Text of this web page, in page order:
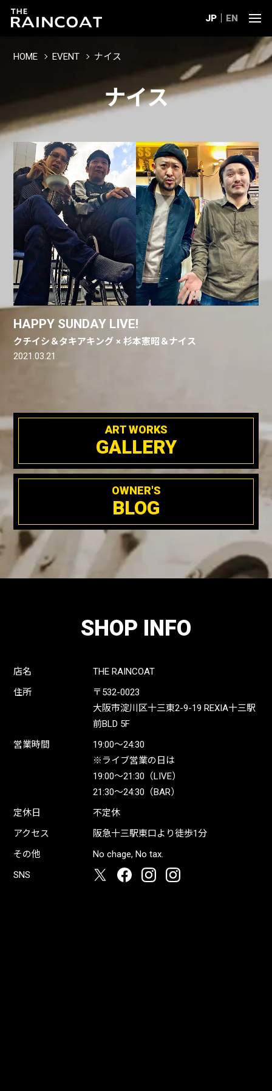
JP EN
HOME EVENT ナイス
ナイス
HAPPY SUNDAY LIVE!
クチイシ＆タキアキング × 杉本憲昭＆ナイス
2021.03.21
ART WORKS
GALLERY
OWNER'S
BLOG
SHOP INFO
店名
THE RAINCOAT
住所
〒532-0023
大阪市淀川区十三東2-9-19 REXIA十三駅
前BLD 5F
営業時間
19:00〜24:30
※ライブ営業の日は
19:00〜21:30（LIVE）
21:30〜24:30（BAR）
定休日
不定休
アクセス
阪急十三駅東口より徒歩1分
その他
No chage, No tax.
SNS